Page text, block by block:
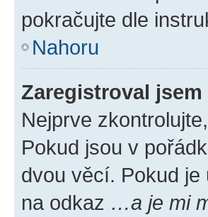
pokračujte dle
Nahoru
Zaregistroval
Nejprve
Pokud jsou v
dvou věcí. Pokud je
na odkaz …a je mi